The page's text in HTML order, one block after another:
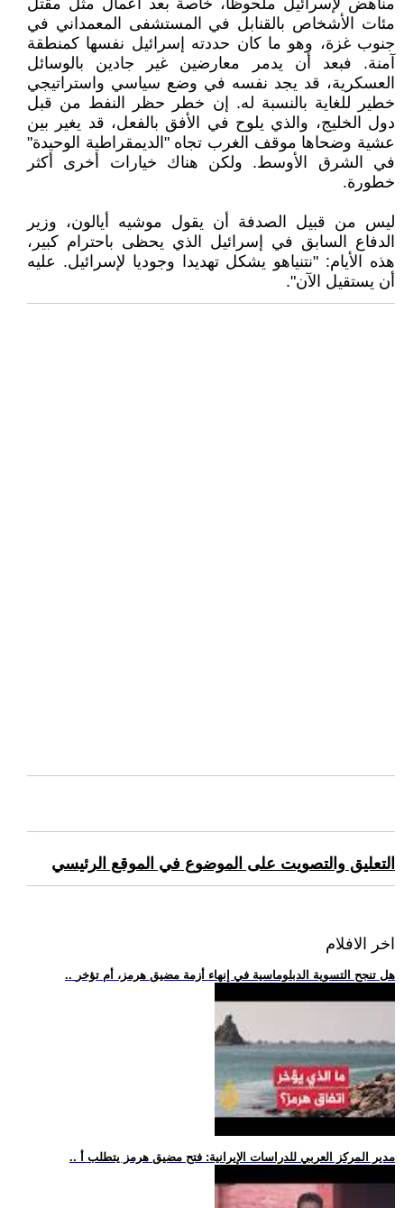
مناهض لإسرائيل ملحوظاً، خاصة بعد أعمال مثل مقتل
مئات الأشخاص بالقنابل في المستشفى المعمداني في
جنوب غزة، وهو ما كان حددته إسرائيل نفسها كمنطقة
آمنة. فبعد أن يدمر معارضين غير جادين بالوسائل
العسكرية، قد يجد نفسه في وضع سياسي واستراتيجي
خطير للغاية بالنسبة له. إن خطر حظر النفط من قبل
دول الخليج، والذي يلوح في الأفق بالفعل، قد يغير بين
عشية وضحاها موقف الغرب تجاه "الديمقراطية الوحيدة"
في الشرق الأوسط. ولكن هناك خيارات أخرى أكثر
خطورة.
ليس من قبيل الصدفة أن يقول موشيه أيالون، وزير
الدفاع السابق في إسرائيل الذي يحظى باحترام كبير،
هذه الأيام: "نتنياهو يشكل تهديدا وجوديا لإسرائيل. عليه
أن يستقيل الآن".
التعليق والتصويت على الموضوع في الموقع الرئيسي
اخر الافلام
.. هل تنجح التسوية الدبلوماسية في إنهاء أزمة مضيق هرمز، أم تؤخر
.. مدير المركز العربي للدراسات الإيرانية: فتح مضيق هرمز يتطلب أ